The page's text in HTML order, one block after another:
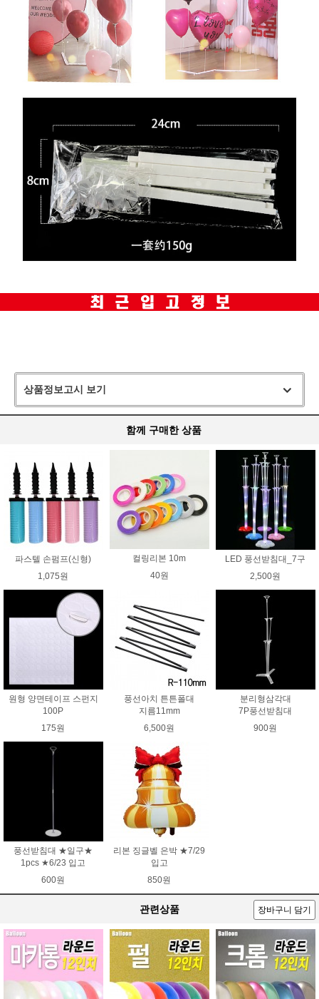
상품정보고시 보기
함께 구매한 상품
파스텔 손펌프(신형)
1,075원
컬링리본 10m
40원
LED 풍선받침대_7구
2,500원
원형 양면테이프 스펀지
100P
175원
풍선아치 튼튼폴대
지름11mm
6,500원
분리형삼각대
7P풍선받침대
900원
풍선받침대 ★일구★
1pcs ★6/23 입고
600원
리본 징글벨 은박 ★7/29
입고
850원
관련상품 장바구니 담기